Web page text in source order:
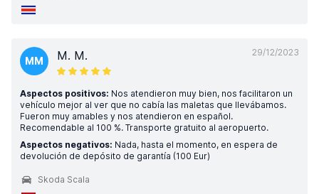
29/12/2023
MM M. M.
Aspectos positivos: Nos atendieron muy bien, nos facilitaron un
vehículo mejor al ver que no cabía las maletas que llevábamos.
Fueron muy amables y nos atendieron en español.
Recomendable al 100 %. Transporte gratuito al aeropuerto.
Aspectos negativos: Nada, hasta el momento, en espera de
devolución de depósito de garantía (100 Eur)
Skoda Scala